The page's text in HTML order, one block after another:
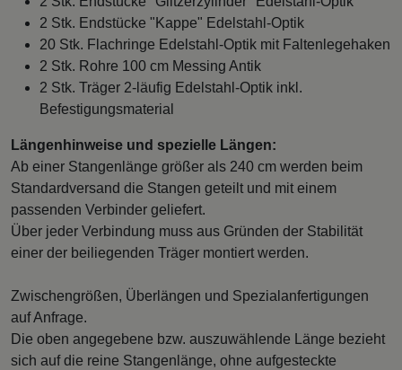
2 Stk. Endstücke "Kappe" Edelstahl-Optik
20 Stk. Flachringe Edelstahl-Optik mit Faltenlegehaken
2 Stk. Rohre 100 cm Messing Antik
2 Stk. Träger 2-läufig Edelstahl-Optik inkl.
Befestigungsmaterial
Längenhinweise und spezielle Längen:
Ab einer Stangenlänge größer als 240 cm werden beim
Standardversand die Stangen geteilt und mit einem
passenden Verbinder geliefert.
Über jeder Verbindung muss aus Gründen der Stabilität
einer der beiliegenden Träger montiert werden.
Zwischengrößen, Überlängen und Spezialanfertigungen
auf Anfrage.
Die oben angegebene bzw. auszuwählende Länge bezieht
sich auf die reine Stangenlänge, ohne aufgesteckte